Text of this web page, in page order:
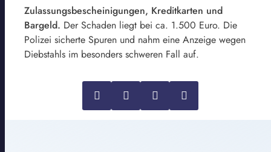
Zulassungsbescheinigungen, Kreditkarten und
Bargeld. Der Schaden liegt bei ca. 1.500 Euro. Die
Polizei sicherte Spuren und nahm eine Anzeige wegen
Diebstahls im besonders schweren Fall auf.